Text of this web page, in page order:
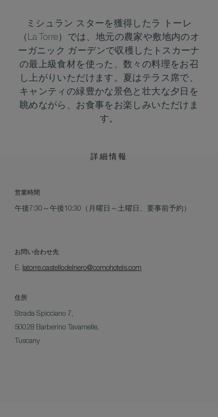
ミシュラン スターを獲得したラ トーレ
（La Torre）では、地元の農家や敷地内のオ
ーガニック ガーデンで収穫したトスカーナ
の最上級食材を使った、数々の料理をお召
し上がりいただけます。夏はテラス席で、
キャンティの緑豊かな景色と壮大な夕日を
眺めながら、お食事をお楽しみいただけま
す。
詳細情報
営業時間
午後7:30～午後10:30（月曜日～土曜日、要事前予約）
お問い合わせ先
E. latorre.castellodelnero@comohotels.com
住所
Strada Spicciano 7,
50028 Barberino Tavarnelle,
Tuscany